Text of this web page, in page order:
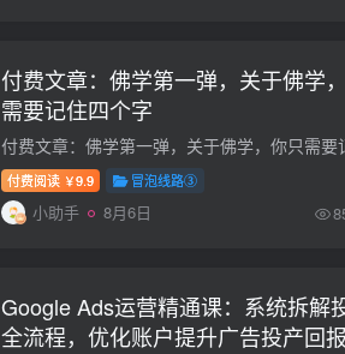
付费文章：佛学第一弹，关于佛学
需要记住四个字
付费阅读 ￥9.9 冒泡线路③
小助手 8月6日
Google Ads运营精通课：系统拆解
全流程，优化账户提升广告投产回